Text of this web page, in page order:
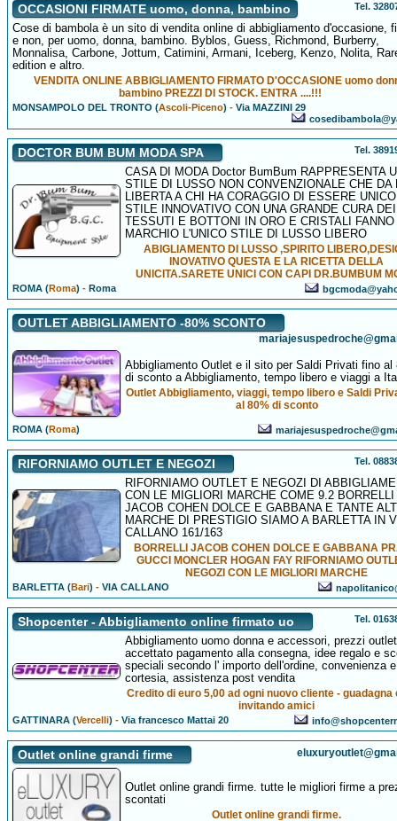
OCCASIONI FIRMATE uomo, donna, bambino Tel.
Cose di bambola è un sito di vendita online di abbigliamento d'occasione,
e non, per uomo, donna, bambino. Byblos, Guess, Richmond, Burberry,
Monnalisa, Carbone, Jottum, Catimini, Armani, Iceberg, Kenzo, Nolita,
edition e altro.
VENDITA ONLINE ABBIGLIAMENTO FIRMATO D'OCCASIONE uomo
bambino PREZZI DI STOCK. ENTRA ....!!!
MONSAMPOLO DEL TRONTO (Ascoli-Piceno) -Via MAZZINI 29
DOCTOR BUM BUM MODA SPA Tel.
CASA DI MODA Doctor BumBum RAPPRESENTA
STILE DI LUSSO NON CONVENZIONALE CHE DA
LIBERTA A CHI HA CORAGGIO DI ESSERE
STILE INNOVATIVO CON UNA GRANDE CURA DEI
TESSUTI E BOTTONI IN ORO E CRISTALI FANNO
MARCHIO L'UNICO STILE DI LUSSO LIBERO
ABIGLIAMENTO DI LUSSO ,SPIRITO
INOVATIVO QUESTA E LA RICETTA DELLA
UNICITA.SARETE UNICI CON CAPI DR.BUMBUM
ROMA (Roma) -Roma
OUTLET ABBIGLIAMENTO -80% SCONTO
Abbigliamento Outlet e il sito per Saldi Privati fino al
di sconto a Abbigliamento, tempo libero e viaggi a
Outlet Abbigliamento, viaggi, tempo libero e Saldi
al 80% di sconto
ROMA (Roma)
RIFORNIAMO OUTLET E NEGOZI Tel.
RIFORNIAMO OUTLET E NEGOZI DI
CON LE MIGLIORI MARCHE COME 9.2 BORRELLI
JACOB COHEN DOLCE E GABBANA E TANTE
MARCHE DI PRESTIGIO SIAMO A BARLETTA IN
CALLANO 161/163
BORRELLI JACOB COHEN DOLCE E GABBANA
GUCCI MONCLER HOGAN FAY RIFORNIAMO
NEGOZI CON LE MIGLIORI MARCHE
BARLETTA (Bari) -VIA CALLANO
Shopcenter - Abbigliamento online firmato uo Tel.
Abbigliamento uomo donna e accessori, prezzi
accettato pagamento alla consegna, idee regalo e
speciali secondo l' importo dell'ordine, convenienza e
cortesia, assistenza post vendita
Credito di euro 5,00 ad ogni nuovo cliente - guadagna
invitando amici
GATTINARA (Vercelli) -Via francesco Mattai 20
Outlet online grandi firme
Outlet online grandi firme. tutte le migliori firme a
scontati
Outlet online grandi firme.